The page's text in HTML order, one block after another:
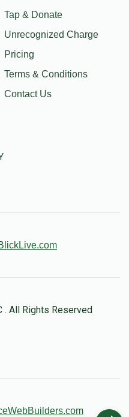
Tap & Donate
Unrecognized Charge
Pricing
Terms & Conditions
Contact Us
. All Rights Reserved